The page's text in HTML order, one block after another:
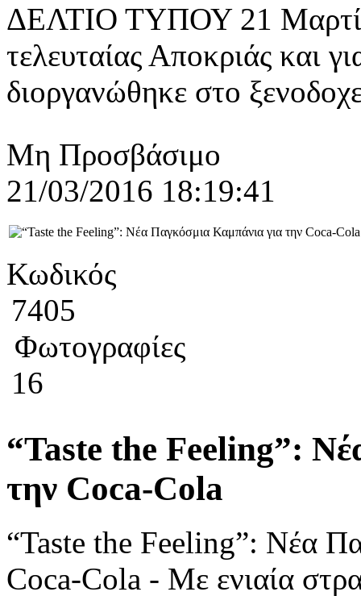
ΔΕΛΤΙΟ ΤΥΠΟΥ 21
τελευταίας Αποκριάς και
διοργανώθηκε στο
Μη Προσβάσιμο
21/03/2016 18:19:41
Κωδικός
7405
Φωτογραφίες
16
“Taste the Feeling”:
την Coca-Cola
“Taste the Feeling”: Νέα
Coca-Cola - Με ενιαία